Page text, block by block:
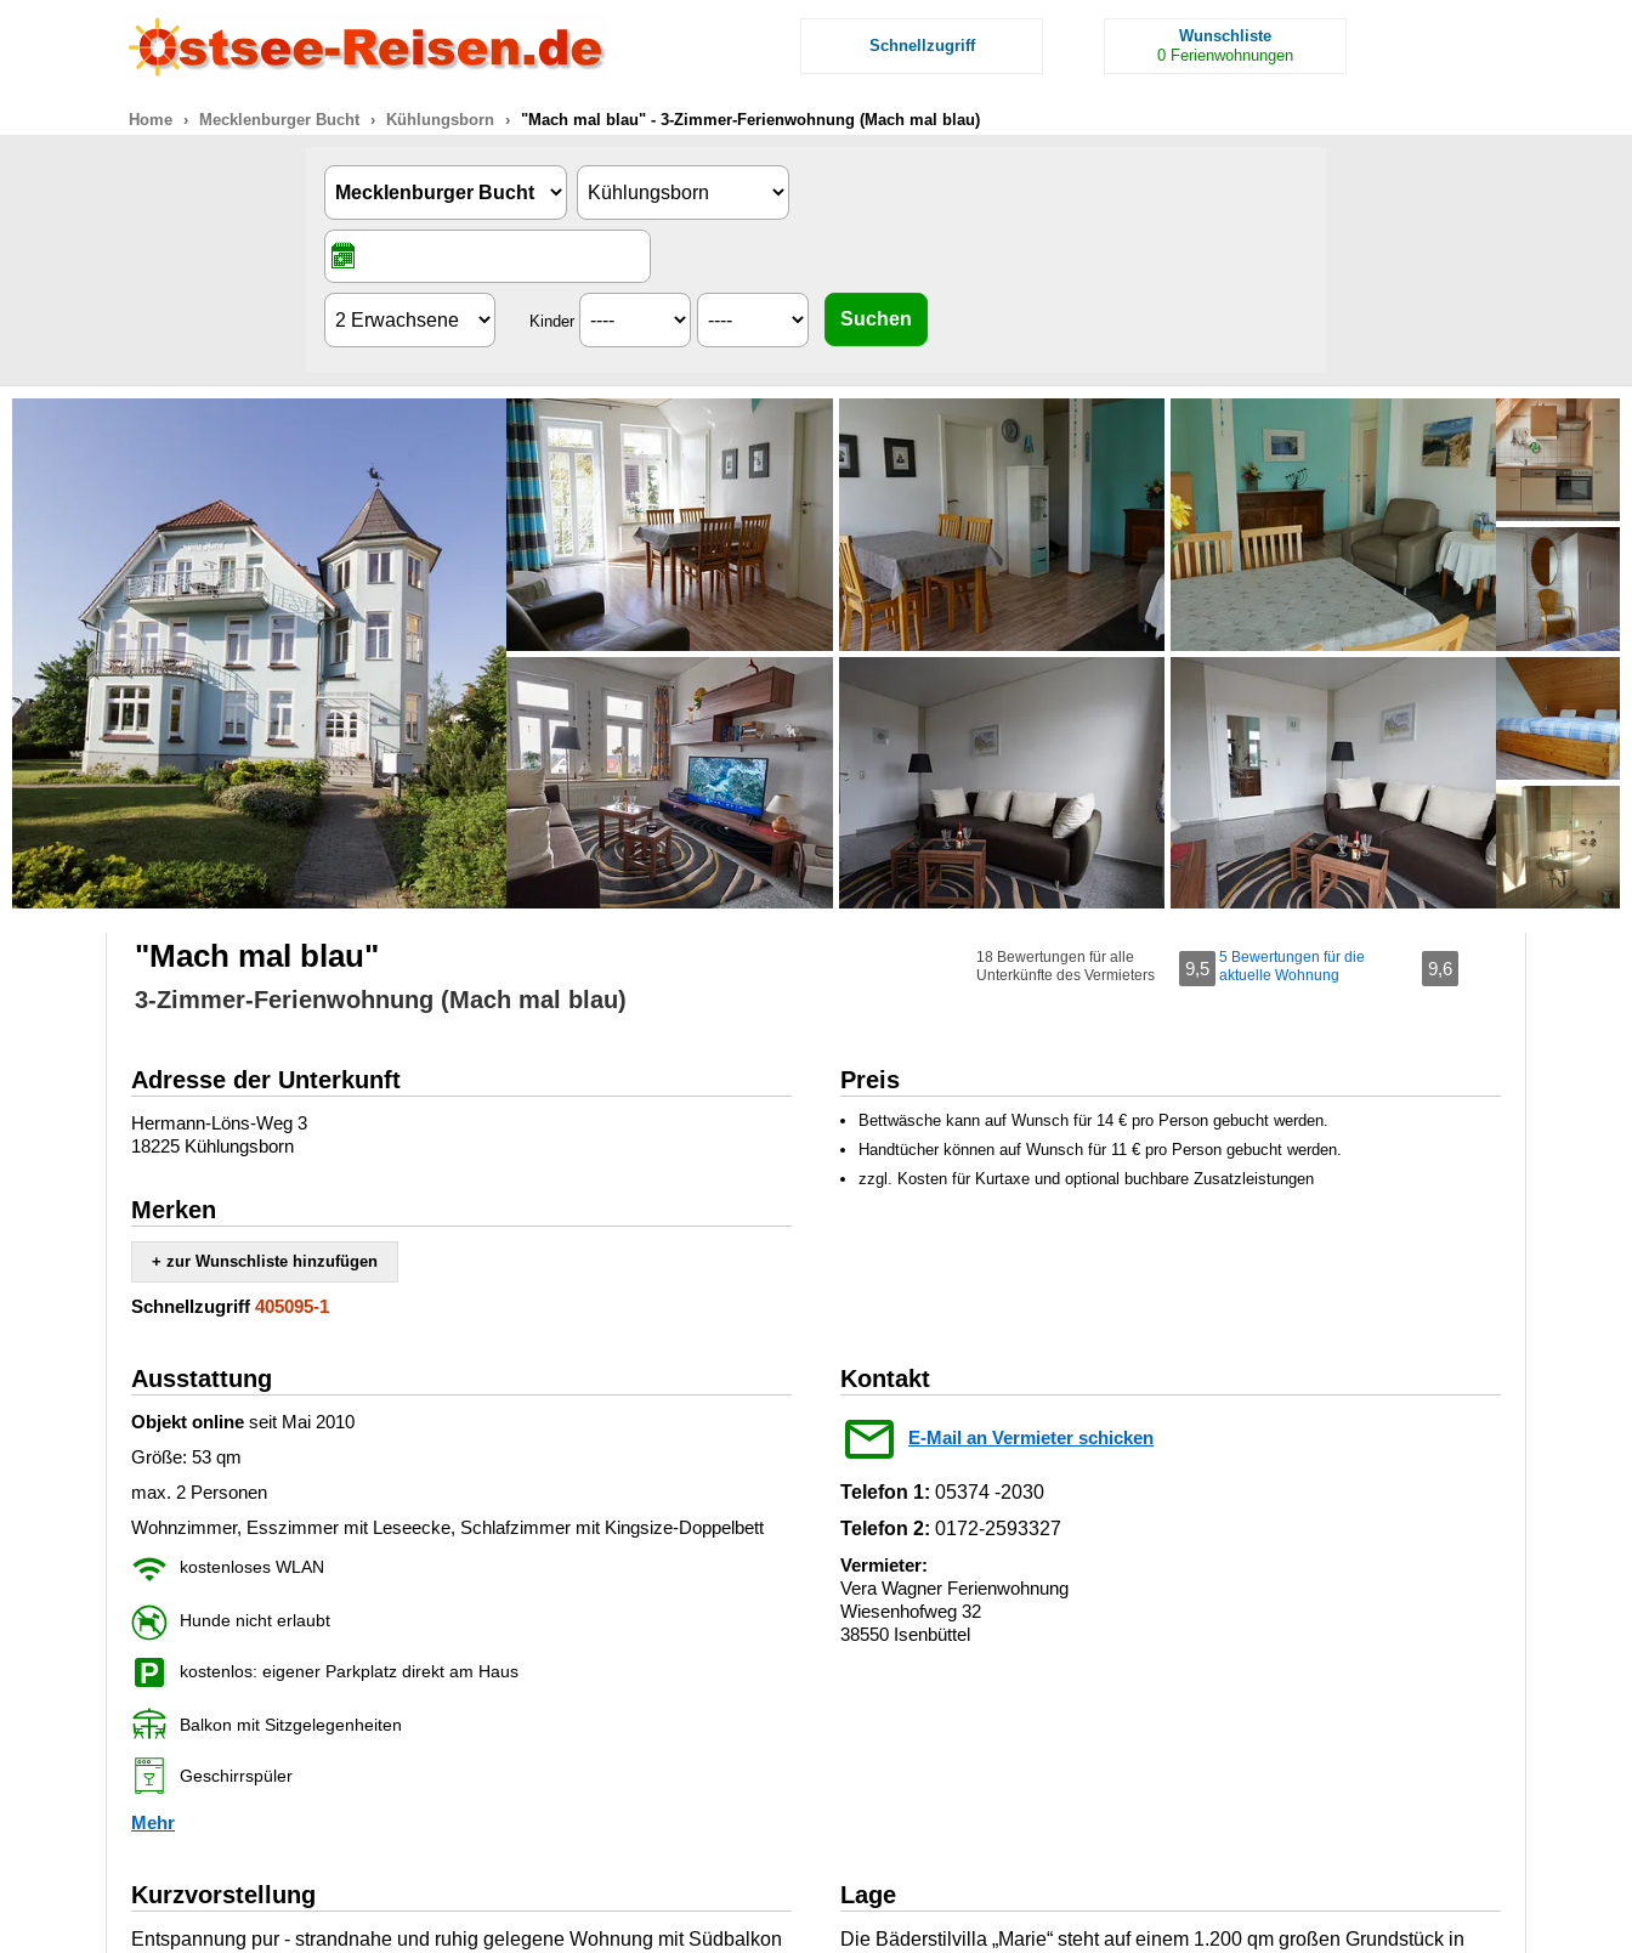
Schnellzugriff
Wunschliste
0 Ferienwohnungen
Home Mecklenburger Bucht Kühlungsborn "Mach mal blau" - 3-Zimmer-Ferienwohnung (Mach mal blau)
Kinder
"Mach mal blau"
3-Zimmer-Ferienwohnung (Mach mal blau)
18 Bewertungen für alle
Unterkünfte des Vermieters
9,5
5 Bewertungen für die
aktuelle Wohnung
9,6
Adresse der Unterkunft
Hermann-Löns-Weg 3
18225 Kühlungsborn
Merken
+ zur Wunschliste hinzufügen
Schnellzugriff 405095-1
Preis
Bettwäsche kann auf Wunsch für 14 € pro Person gebucht werden.
Handtücher können auf Wunsch für 11 € pro Person gebucht werden.
zzgl. Kosten für Kurtaxe und optional buchbare Zusatzleistungen
Ausstattung
Objekt online seit Mai 2010
Größe: 53 qm
max. 2 Personen
Wohnzimmer, Esszimmer mit Leseecke, Schlafzimmer mit Kingsize-Doppelbett
kostenloses WLAN
Hunde nicht erlaubt
kostenlos: eigener Parkplatz direkt am Haus
Balkon mit Sitzgelegenheiten
Geschirrspüler
Mehr
Kontakt
E-Mail an Vermieter schicken
Telefon 1: 05374 -2030
Telefon 2: 0172-2593327
Vermieter:
Vera Wagner Ferienwohnung
Wiesenhofweg 32
38550 Isenbüttel
Kurzvorstellung
Entspannung pur - strandnahe und ruhig gelegene Wohnung mit Südbalkon
Lage
Die Bäderstilvilla „Marie“ steht auf einem 1.200 qm großen Grundstück in